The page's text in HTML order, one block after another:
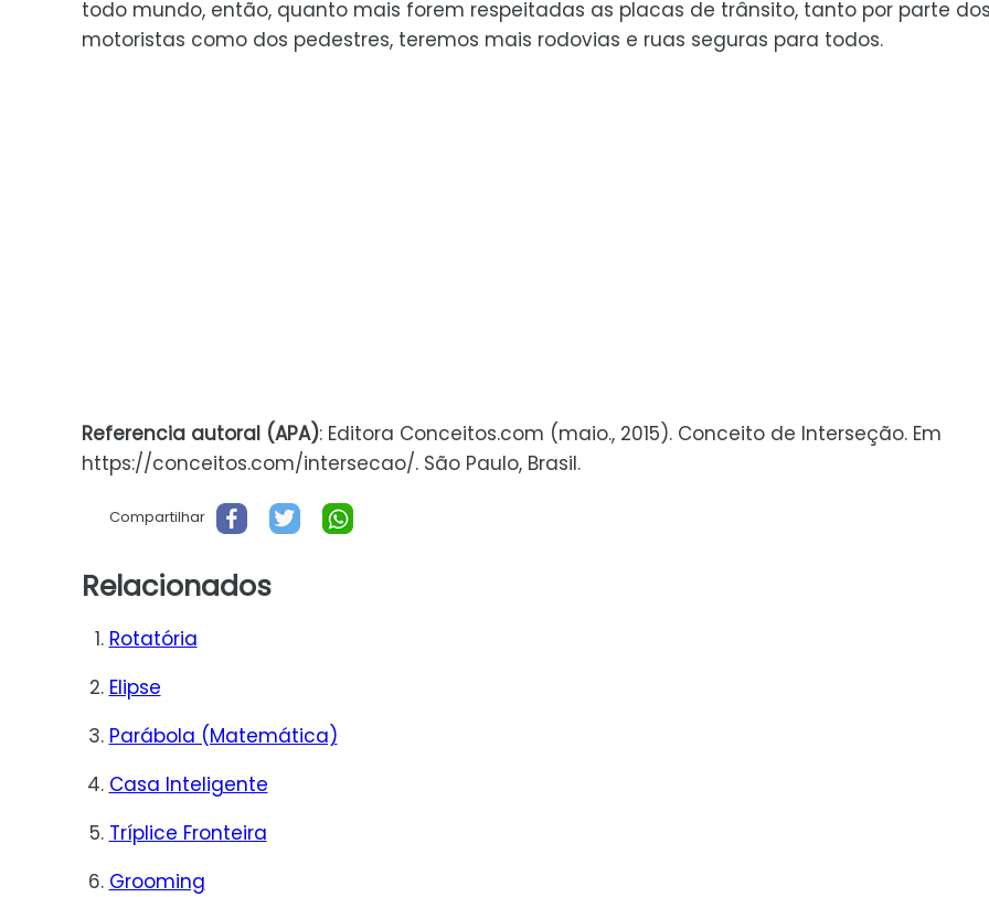
todo mundo, então, quanto mais forem respeitadas as placas de trânsito, tanto por parte
motoristas como dos pedestres, teremos mais rodovias e ruas seguras para todos.
Referencia autoral (APA): Editora Conceitos.com (maio., 2015). Conceito de Interseção. Em
https://conceitos.com/intersecao/. São Paulo, Brasil.
Compartilhar
Relacionados
Rotatória
Elipse
Parábola (Matemática)
Casa Inteligente
Tríplice Fronteira
Grooming